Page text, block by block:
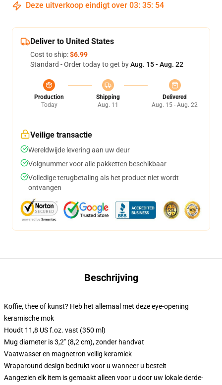
Deze uitverkoop eindigt over 03: 35: 53
Deliver to United States
Cost to ship:$6.99
Standard - Order today to get byAug. 15 - Aug. 22
Production
Today
Shipping
Aug. 11
Delivered
Aug. 15 - Aug. 22
Veilige transactie
Wereldwijde levering aan uw deur
Volgnummer voor alle pakketten beschikbaar
Volledige terugbetaling als het product niet wordt
ontvangen
Beschrijving
Koffie, thee of kunst? Heb het allemaal met deze eye-opening
keramische mok
Houdt 11,8 US f.oz. vast (350 ml)
Mug diameter is 3,2" (8,2 cm), zonder handvat
Vaatwasser en magnetron veilig keramiek
Wraparound design bedrukt voor u wanneer u bestelt
Aangezien elk item is gemaakt alleen voor u door uw lokale derde-